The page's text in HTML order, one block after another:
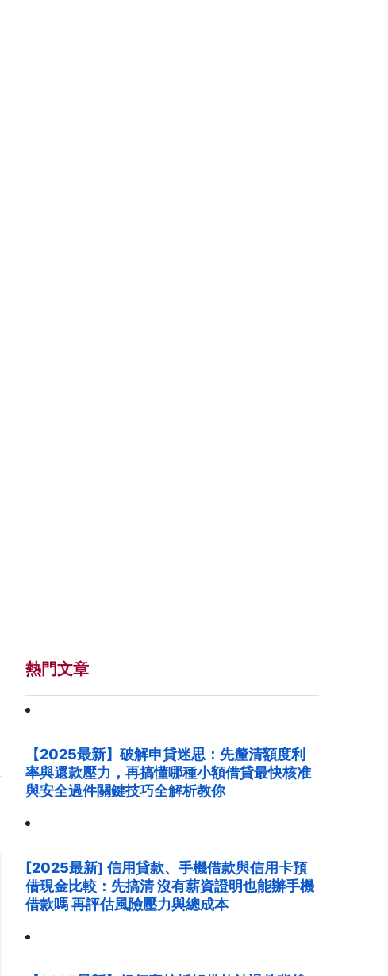
熱門文章
【2025最新】破解申貸迷思：先釐清額度利
率與還款壓力，再搞懂哪種小額借貸最快核准
與安全過件關鍵技巧全解析教你
[2025最新] 信用貸款、手機借款與信用卡預
借現金比較：先搞清 沒有薪資證明也能辦手機
借款嗎 再評估風險壓力與總成本